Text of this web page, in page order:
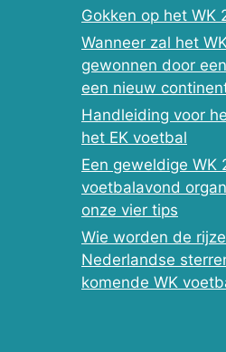
Gokken op het WK
Wanneer zal het
gewonnen door
een nieuw
Handleiding voor
het EK voetbal
Een geweldige WK
voetbalavond
onze vier tips
Wie worden de
Nederlandse
komende WK